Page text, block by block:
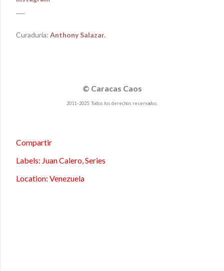
Curaduría: Anthony Salazar.
© Caracas Caos
2011–2025. Todos los derechos reservados.
Compartir
Labels: Juan Calero Series
Location: Venezuela